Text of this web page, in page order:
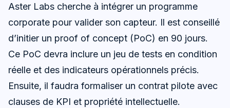
Aster Labs cherche à intégrer un programme
corporate pour valider son capteur. Il est conseillé
d’initier un proof of concept (PoC) en 90 jours.
Ce PoC devra inclure un jeu de tests en condition
réelle et des indicateurs opérationnels précis.
Ensuite, il faudra formaliser un contrat pilote avec
clauses de KPI et propriété intellectuelle.